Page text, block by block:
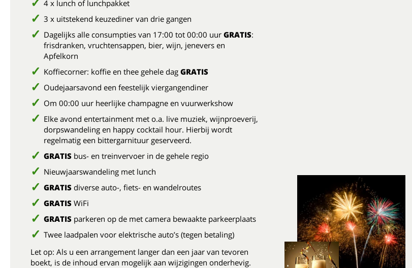
4 x lunch of lunchpakket
3 x uitstekend keuzediner van drie gangen
Dagelijks alle consumpties van 17:00 tot 00:00 uur GRATIS:
frisdranken, vruchtensappen, bier, wijn, jenevers en
Apfelkorn
Koffiecorner: koffie en thee gehele dag GRATIS
Oudejaarsavond een feestelijk viergangendiner
Om 00:00 uur heerlijke champagne en vuurwerkshow
Elke avond entertainment met o.a. live muziek, wijnproeverij,
dorpswandeling en happy cocktail hour. Hierbij wordt
regelmatig een bittergarnituur geserveerd.
GRATIS bus- en treinvervoer in de gehele regio
Nieuwjaarswandeling met lunch
GRATIS diverse auto-, fiets- en wandelroutes
GRATIS WiFi
GRATIS parkeren op de met camera bewaakte parkeerplaats
Twee laadpalen voor elektrische auto’s (tegen betaling)
Let op: Als u een arrangement langer dan een jaar van tevoren
boekt, is de inhoud ervan mogelijk aan wijzigingen onderhevig.